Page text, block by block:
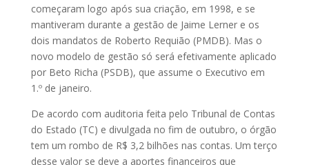
começaram logo após sua criação, em 1998, e se
mantiveram durante a gestão de Jaime Lerner e os
dois mandatos de Roberto Requião (PMDB). Mas o
novo modelo de gestão só será efetivamente aplicado
por Beto Richa (PSDB), que assume o Exe­­cutivo em
1.º de janeiro.
De acordo com auditoria feita pelo Tribunal de Contas
do Estado (TC) e divulgada no fim de outubro, o órgão
tem um rombo de R$ 3,2 bilhões nas contas. Um terço
desse valor se deve a aportes financeiros que